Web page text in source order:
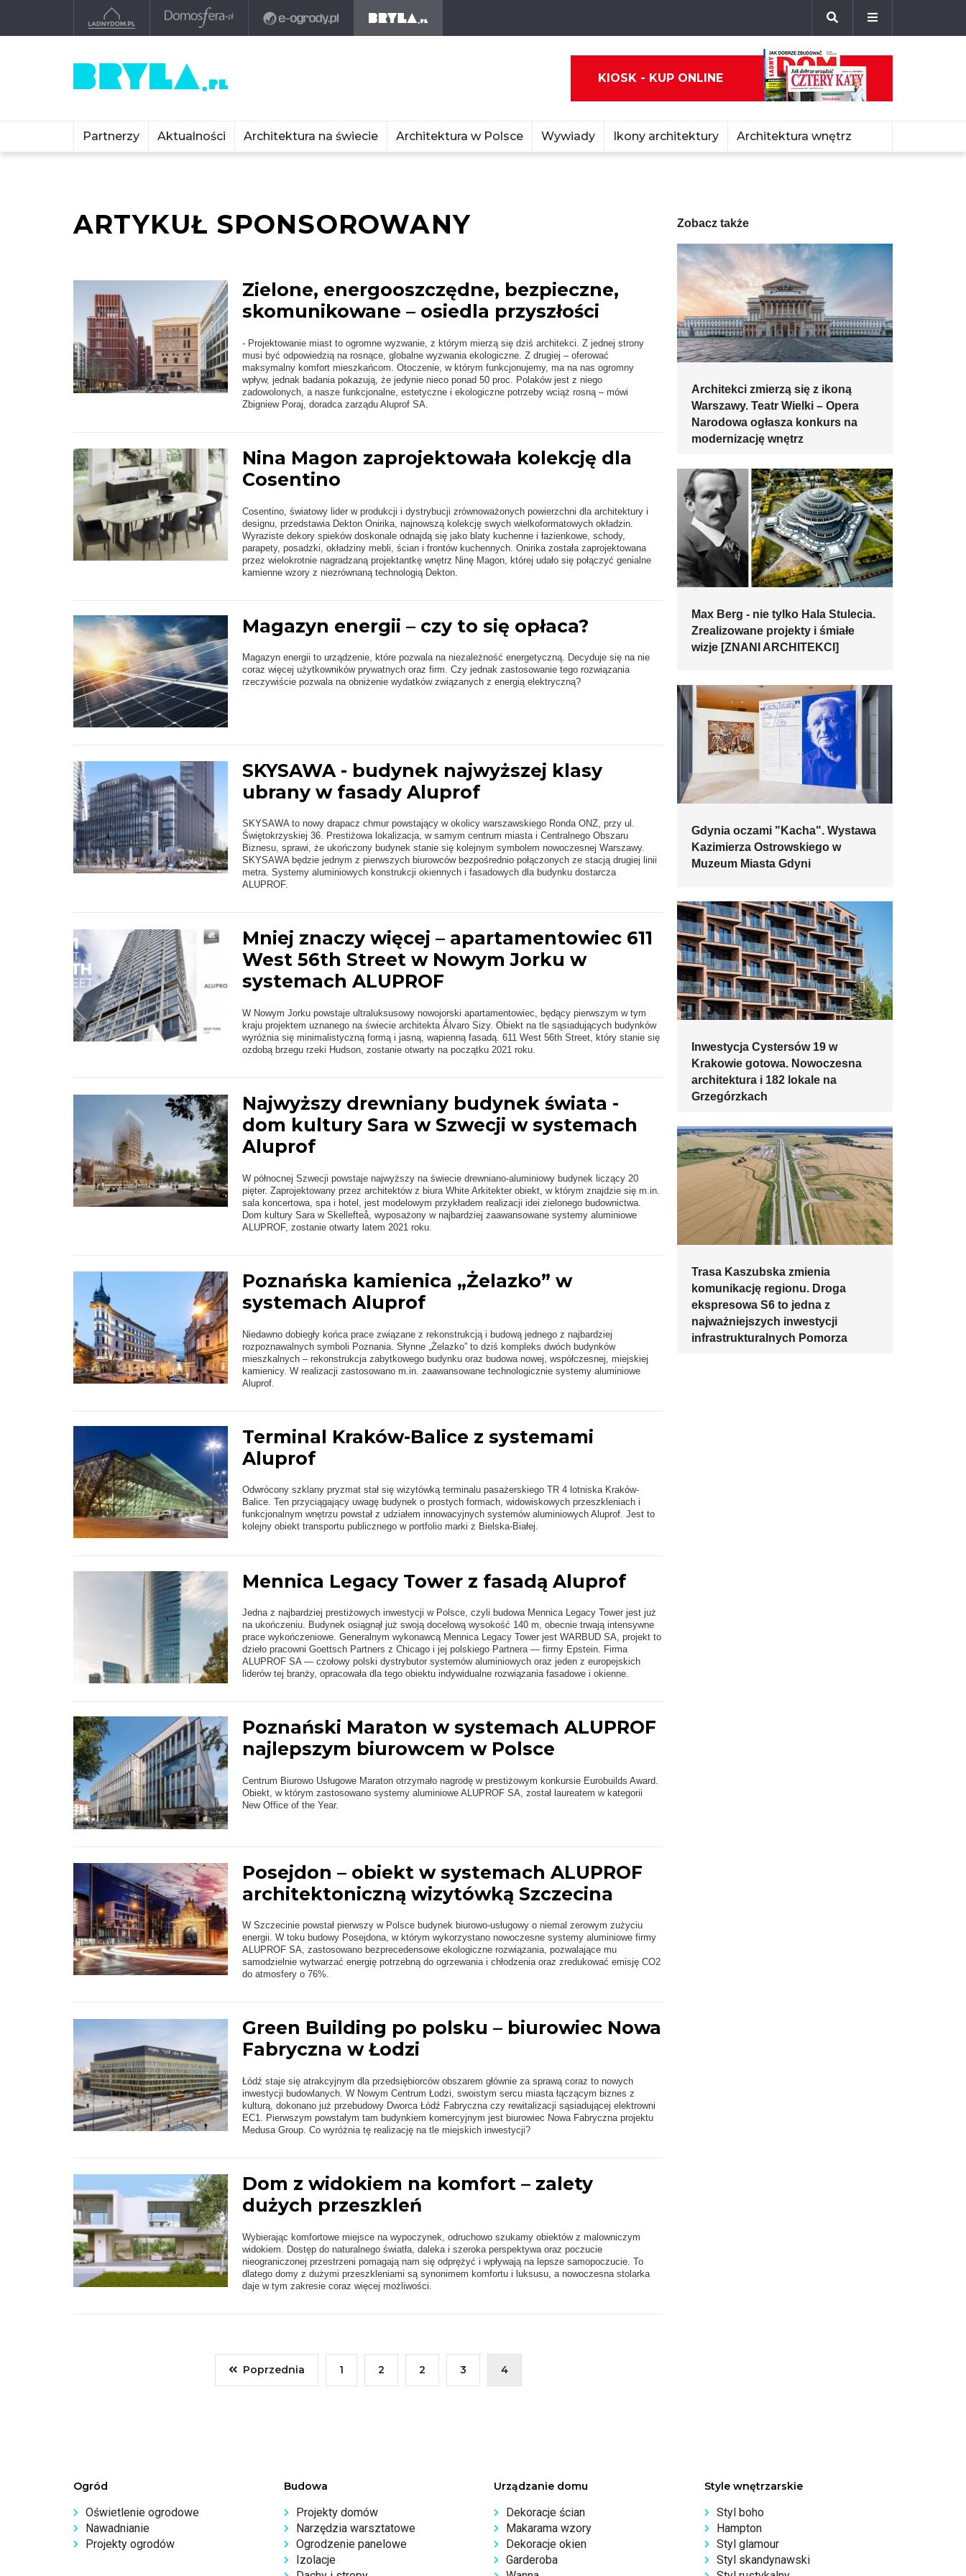
KIOSK - KUP ONLINE
Partnerzy Aktualności Architektura na świecie Architektura w Polsce Wywiady Ikony architektury Architektura wnętrz
ARTYKUŁ SPONSOROWANY
Zielone, energooszczędne, bezpieczne,
skomunikowane – osiedla przyszłości
- Projektowanie miast to ogromne wyzwanie, z którym mierzą się dziś architekci. Z jednej strony
musi być odpowiedzią na rosnące, globalne wyzwania ekologiczne. Z drugiej – oferować
maksymalny komfort mieszkańcom. Otoczenie, w którym funkcjonujemy, ma na nas ogromny
wpływ, jednak badania pokazują, że jedynie nieco ponad 50 proc. Polaków jest z niego
zadowolonych, a nasze funkcjonalne, estetyczne i ekologiczne potrzeby wciąż rosną – mówi
Zbigniew Poraj, doradca zarządu Aluprof SA.
Nina Magon zaprojektowała kolekcję dla
Cosentino
Cosentino, światowy lider w produkcji i dystrybucji zrównoważonych powierzchni dla architektury i
designu, przedstawia Dekton Onirika, najnowszą kolekcję swych wielkoformatowych okładzin.
Wyraziste dekory spieków doskonale odnajdą się jako blaty kuchenne i łazienkowe, schody,
parapety, posadzki, okładziny mebli, ścian i frontów kuchennych. Onirika została zaprojektowana
przez wielokrotnie nagradzaną projektantkę wnętrz Ninę Magon, której udało się połączyć genialne
kamienne wzory z niezrównaną technologią Dekton.
Magazyn energii – czy to się opłaca?
Magazyn energii to urządzenie, które pozwala na niezależność energetyczną. Decyduje się na nie
coraz więcej użytkowników prywatnych oraz firm. Czy jednak zastosowanie tego rozwiązania
rzeczywiście pozwala na obniżenie wydatków związanych z energią elektryczną?
SKYSAWA - budynek najwyższej klasy
ubrany w fasady Aluprof
SKYSAWA to nowy drapacz chmur powstający w okolicy warszawskiego Ronda ONZ, przy ul.
Świętokrzyskiej 36. Prestiżowa lokalizacja, w samym centrum miasta i Centralnego Obszaru
Biznesu, sprawi, że ukończony budynek stanie się kolejnym symbolem nowoczesnej Warszawy.
SKYSAWA będzie jednym z pierwszych biurowców bezpośrednio połączonych ze stacją drugiej linii
metra. Systemy aluminiowych konstrukcji okiennych i fasadowych dla budynku dostarcza
ALUPROF.
Mniej znaczy więcej – apartamentowiec 611
West 56th Street w Nowym Jorku w
systemach ALUPROF
W Nowym Jorku powstaje ultraluksusowy nowojorski apartamentowiec, będący pierwszym w tym
kraju projektem uznanego na świecie architekta Álvaro Sizy. Obiekt na tle sąsiadujących budynków
wyróżnia się minimalistyczną formą i jasną, wapienną fasadą. 611 West 56th Street, który stanie się
ozdobą brzegu rzeki Hudson, zostanie otwarty na początku 2021 roku.
Najwyższy drewniany budynek świata -
dom kultury Sara w Szwecji w systemach
Aluprof
W północnej Szwecji powstaje najwyższy na świecie drewniano-aluminiowy budynek liczący 20
pięter. Zaprojektowany przez architektów z biura White Arkitekter obiekt, w którym znajdzie się m.in.
sala koncertowa, spa i hotel, jest modelowym przykładem realizacji idei zielonego budownictwa.
Dom kultury Sara w Skellefteå, wyposażony w najbardziej zaawansowane systemy aluminiowe
ALUPROF, zostanie otwarty latem 2021 roku.
Poznańska kamienica „Żelazko” w
systemach Aluprof
Niedawno dobiegły końca prace związane z rekonstrukcją i budową jednego z najbardziej
rozpoznawalnych symboli Poznania. Słynne „Żelazko” to dziś kompleks dwóch budynków
mieszkalnych – rekonstrukcja zabytkowego budynku oraz budowa nowej, współczesnej, miejskiej
kamienicy. W realizacji zastosowano m.in. zaawansowane technologicznie systemy aluminiowe
Aluprof.
Terminal Kraków-Balice z systemami
Aluprof
Odwrócony szklany pryzmat stał się wizytówką terminalu pasażerskiego TR 4 lotniska Kraków-
Balice. Ten przyciągający uwagę budynek o prostych formach, widowiskowych przeszkleniach i
funkcjonalnym wnętrzu powstał z udziałem innowacyjnych systemów aluminiowych Aluprof. Jest to
kolejny obiekt transportu publicznego w portfolio marki z Bielska-Białej.
Mennica Legacy Tower z fasadą Aluprof
Jedna z najbardziej prestiżowych inwestycji w Polsce, czyli budowa Mennica Legacy Tower jest już
na ukończeniu. Budynek osiągnął już swoją docelową wysokość 140 m, obecnie trwają intensywne
prace wykończeniowe. Generalnym wykonawcą Mennica Legacy Tower jest WARBUD SA, projekt to
dzieło pracowni Goettsch Partners z Chicago i jej polskiego Partnera — firmy Epstein. Firma
ALUPROF SA — czołowy polski dystrybutor systemów aluminiowych oraz jeden z europejskich
liderów tej branży, opracowała dla tego obiektu indywidualne rozwiązania fasadowe i okienne.
Poznański Maraton w systemach ALUPROF
najlepszym biurowcem w Polsce
Centrum Biurowo Usługowe Maraton otrzymało nagrodę w prestiżowym konkursie Eurobuilds Award.
Obiekt, w którym zastosowano systemy aluminiowe ALUPROF SA, został laureatem w kategorii
New Office of the Year.
Posejdon – obiekt w systemach ALUPROF
architektoniczną wizytówką Szczecina
W Szczecinie powstał pierwszy w Polsce budynek biurowo-usługowy o niemal zerowym zużyciu
energii. W toku budowy Posejdona, w którym wykorzystano nowoczesne systemy aluminiowe firmy
ALUPROF SA, zastosowano bezprecedensowe ekologiczne rozwiązania, pozwalające mu
samodzielnie wytwarzać energię potrzebną do ogrzewania i chłodzenia oraz zredukować emisję CO2
do atmosfery o 76%.
Green Building po polsku – biurowiec Nowa
Fabryczna w Łodzi
Łódź staje się atrakcyjnym dla przedsiębiorców obszarem głównie za sprawą coraz to nowych
inwestycji budowlanych. W Nowym Centrum Łodzi, swoistym sercu miasta łączącym biznes z
kulturą, dokonano już przebudowy Dworca Łódź Fabryczna czy rewitalizacji sąsiadującej elektrowni
EC1. Pierwszym powstałym tam budynkiem komercyjnym jest biurowiec Nowa Fabryczna projektu
Medusa Group. Co wyróżnia tę realizację na tle miejskich inwestycji?
Dom z widokiem na komfort – zalety
dużych przeszkleń
Wybierając komfortowe miejsce na wypoczynek, odruchowo szukamy obiektów z malowniczym
widokiem. Dostęp do naturalnego światła, daleka i szeroka perspektywa oraz poczucie
nieograniczonej przestrzeni pomagają nam się odprężyć i wpływają na lepsze samopoczucie. To
dlatego domy z dużymi przeszkleniami są synonimem komfortu i luksusu, a nowoczesna stolarka
daje w tym zakresie coraz więcej możliwości.
Poprzednia 1 2 2 3 4
Zobacz także
Architekci zmierzą się z ikoną
Warszawy. Teatr Wielki – Opera
Narodowa ogłasza konkurs na
modernizację wnętrz
Max Berg - nie tylko Hala Stulecia.
Zrealizowane projekty i śmiałe
wizje [ZNANI ARCHITEKCI]
Gdynia oczami "Kacha". Wystawa
Kazimierza Ostrowskiego w
Muzeum Miasta Gdyni
Inwestycja Cystersów 19 w
Krakowie gotowa. Nowoczesna
architektura i 182 lokale na
Grzegórzkach
Trasa Kaszubska zmienia
komunikację regionu. Droga
ekspresowa S6 to jedna z
najważniejszych inwestycji
infrastrukturalnych Pomorza
Ogród
Oświetlenie ogrodowe
Nawadnianie
Projekty ogrodów
Budowa
Projekty domów
Narzędzia warsztatowe
Ogrodzenie panelowe
Izolacje
Urządzanie domu
Dekoracje ścian
Makarama wzory
Dekoracje okien
Garderoba
Style wnętrzarskie
Styl boho
Hampton
Styl glamour
Styl skandynawski